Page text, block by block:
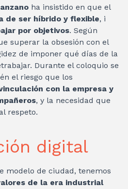
ha insistido en que el
de ser híbrido y flexible, i
por objetivos. Según
superar la obsesión con el
de imponer qué días de la
Durante el coloquio se
el riesgo que los
con la empresa y
, y la necesidad que
respeto.
digital
modelo de ciudad, tenemos
de la era industrial